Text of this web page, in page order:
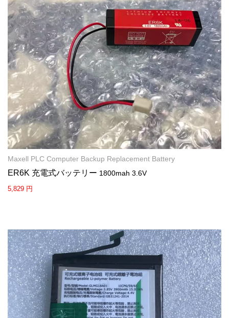
Maxell PLC Computer Backup Replacement Battery
ER6K 充電式バッテリー 1800mah 3.6V
5,829 円